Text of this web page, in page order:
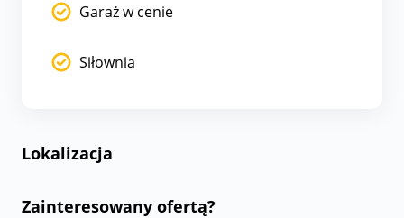
Garaż w cenie
Siłownia
Lokalizacja
Zainteresowany ofertą?